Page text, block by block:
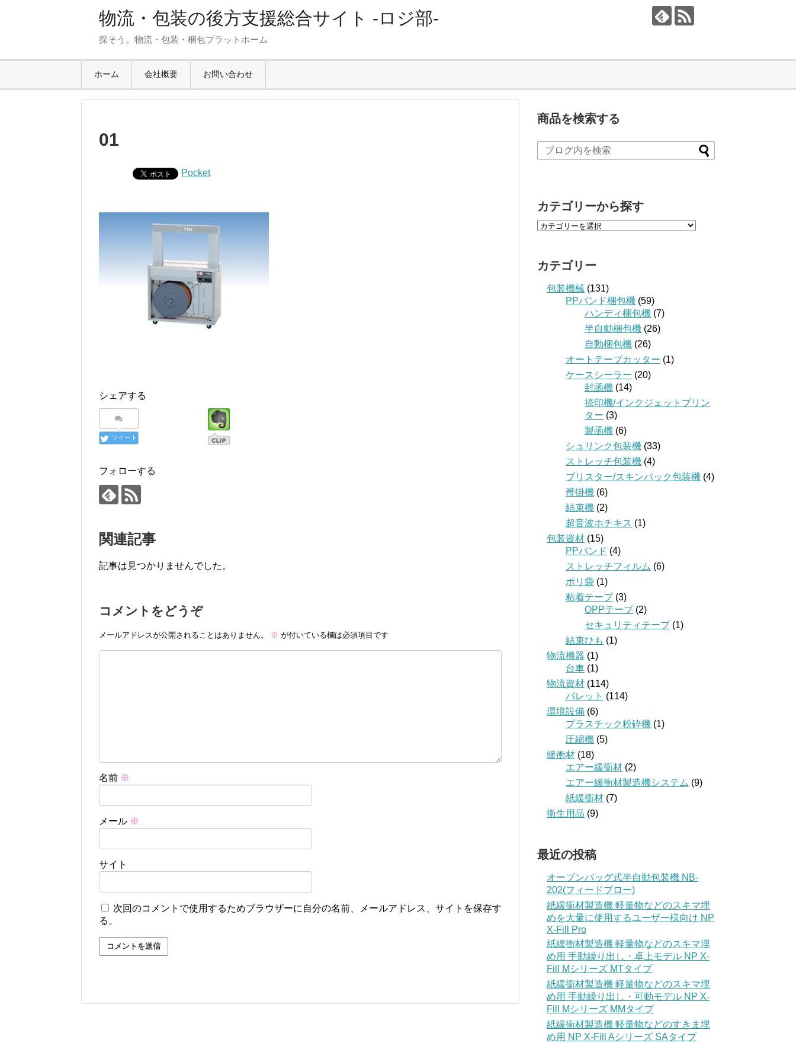
物流・包装の後方支援総合サイト -ロジ部-
探そう。物流・包装・梱包プラットホーム
ホーム 会社概要 お問い合わせ
01
Pocket
シェアする
ツイート
フォローする
関連記事
記事は見つかりませんでした。
コメントをどうぞ
メールアドレスが公開されることはありません。 ※ が付いている欄は必須項目です
名前 ※
メール ※
サイト
次回のコメントで使用するためブラウザーに自分の名前、メールアドレス、サイトを保存す
る。
商品を検索する
カテゴリーから探す
カテゴリー
包装機械 (131)
PPバンド梱包機 (59)
ハンディ梱包機 (7)
半自動梱包機 (26)
自動梱包機 (26)
オートテープカッター (1)
ケースシーラー (20)
封函機 (14)
捺印機/インクジェットプリン
ター (3)
製函機 (6)
シュリンク包装機 (33)
ストレッチ包装機 (4)
ブリスター/スキンパック包装機 (4)
帯掛機 (6)
結束機 (2)
超音波ホチキス (1)
包装資材 (15)
PPバンド (4)
ストレッチフィルム (6)
ポリ袋 (1)
粘着テープ(3)
OPPテープ(2)
セキュリティテープ(1)
結束ひも (1)
物流機器 (1)
台車 (1)
物流資材 (114)
パレット (114)
環境設備 (6)
プラスチック粉砕機 (1)
圧縮機 (5)
緩衝材 (18)
エアー緩衝材 (2)
エアー緩衝材製造機システム (9)
紙緩衝材 (7)
衛生用品 (9)
最近の投稿
オープンバッグ式半自動包装機 NB-
202(フィードブロー)
紙緩衝材製造機 軽量物などのスキマ埋
めを大量に使用するユーザー様向け NP
X-Fill Pro
紙緩衝材製造機 軽量物などのスキマ埋
め用 手動繰り出し・卓上モデル NP X-
Fill Mシリーズ MTタイプ
紙緩衝材製造機 軽量物などのスキマ埋
め用 手動繰り出し・可動モデル NP X-
Fill Mシリーズ MMタイプ
紙緩衝材製造機 軽量物などのすきま埋
め用 NP X-Fill Aシリーズ SAタイプ